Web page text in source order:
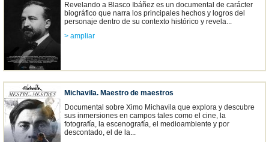
Revelando a Blasco Ibáñez es un documental de carácter
biográfico que narra los principales hechos y logros del
personaje dentro de su contexto histórico y revela...
> ampliar
Michavila. Maestro de maestros
Documental sobre Ximo Michavila que explora y descubre
sus inmersiones en campos tales como el cine, la
fotografía, la escenografía, el medioambiente y por
descontado, el de la...